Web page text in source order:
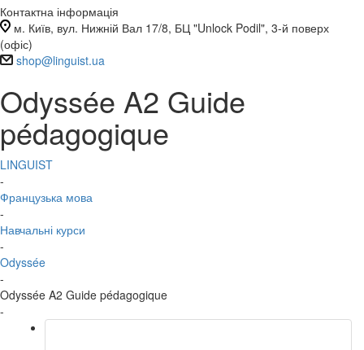
Контактна інформація
м. Київ, вул. Нижній Вал 17/8, БЦ "Unlock Podil", 3-й поверх
(офіс)
shop@linguist.ua
Odyssée A2 Guide
pédagogique
LINGUIST
-
Французька мова
-
Навчальні курси
-
Odyssée
-
Odyssée A2 Guide pédagogique
-